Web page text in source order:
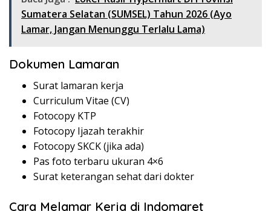
Sumatera Selatan (SUMSEL) Tahun 2026 (Ayo
Lamar, Jangan Menunggu Terlalu Lama)
Dokumen Lamaran
Surat lamaran kerja
Curriculum Vitae (CV)
Fotocopy KTP
Fotocopy Ijazah terakhir
Fotocopy SKCK (jika ada)
Pas foto terbaru ukuran 4×6
Surat keterangan sehat dari dokter
Cara Melamar Kerja di Indomaret